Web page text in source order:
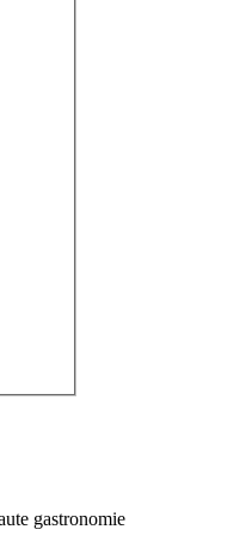
gastronomie